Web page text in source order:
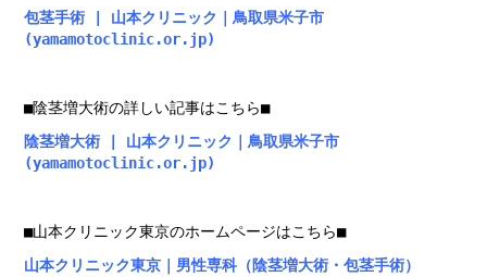
包茎手術 | 山本クリニック｜鳥取県米子市
(yamamotoclinic.or.jp)
■陰茎増大術の詳しい記事はこちら■
陰茎増大術 | 山本クリニック｜鳥取県米子市
(yamamotoclinic.or.jp)
■山本クリニック東京のホームページはこちら■
山本クリニック東京｜男性専科（陰茎増大術・包茎手術）